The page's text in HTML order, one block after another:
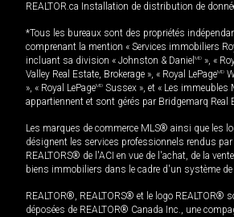
REALTOR.ca Installation de distribution de
*Tous les bureaux sont des propriétés
comprenant la mention « Services immobiliers
incluant sa division « Johnston & Daniel MD », «
Valley Real Estate, Brokerage », « Royal LePageMD
», « Royal LePageMD Sussex », et « Les immeubles
appartiennent et sont gérés par Bridgemarq Real
Les marques de commerce MLS® ainsi que les
désignent les services professionnels rendus
REALTORS® de l'ACI en vue de l'achat, de la
biens immobiliers dans le cadre d'un système de
REALTOR®, REALTORS® et le logo REALTOR®
déposées de REALTOR® Canada Inc., une